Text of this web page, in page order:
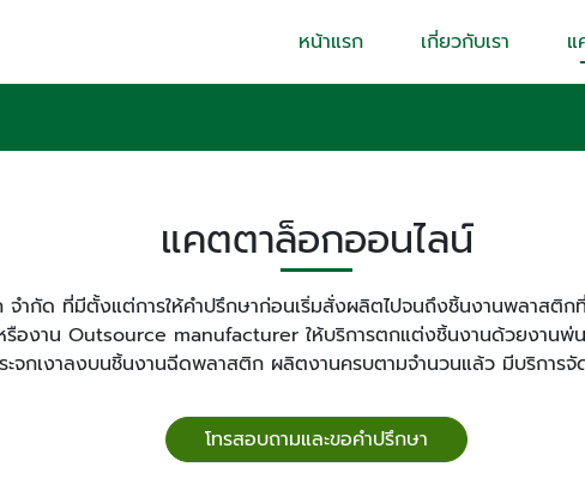
หน้าแรก เกี่ยวกับเรา แ
แคตตาล็อกออนไลน์
ำกัด ที่มีตั้งแต่การให้คำปรึกษาก่อนเริ่มสั่งผลิตไปจนถึงชิ้นงานพลาสติ
องาน Outsource manufacturer ให้บริการตกแต่งชิ้นงานด้วยงา
จกเงาลงบนชิ้นงานฉีดพลาสติก ผลิตงานครบตามจำนวนแล้ว มีบริการจั
โทรสอบถามและขอคำปรึกษา